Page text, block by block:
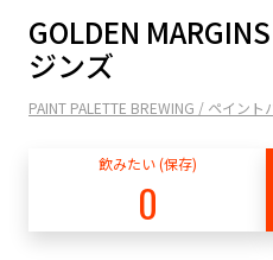
GOLDEN
ジンズ
PAINT PALETTE BREWING / ペイン
飲みたい (保存)
0